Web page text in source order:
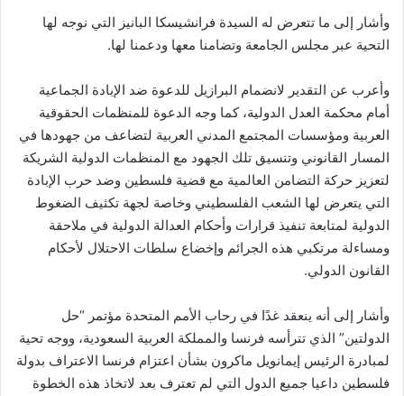
وأشار إلى ما تتعرض له السيدة فرانشيسكا البانيز التي نوجه لها
التحية عبر مجلس الجامعة وتضامنا معها ودعمنا لها.
وأعرب عن التقدير لانضمام البرازيل للدعوة ضد الإبادة الجماعية
أمام محكمة العدل الدولية، كما وجه الدعوة للمنظمات الحقوقية
العربية ومؤسسات المجتمع المدني العربية لتضاعف من جهودها في
المسار القانوني وتنسيق تلك الجهود مع المنظمات الدولية الشريكة
لتعزيز حركة التضامن العالمية مع قضية فلسطين وضد حرب الإبادة
التي يتعرض لها الشعب الفلسطيني وخاصة لجهة تكثيف الضغوط
الدولية لمتابعة تنفيذ قرارات وأحكام العدالة الدولية في ملاحقة
ومساءلة مرتكبي هذه الجرائم وإخضاع سلطات الاحتلال لأحكام
القانون الدولي.
وأشار إلى أنه ينعقد غدًا في رحاب الأمم المتحدة مؤتمر “حل
الدولتين” الذي تترأسه فرنسا والمملكة العربية السعودية، ووجه تحية
لمبادرة الرئيس إيمانويل ماكرون بشأن اعتزام فرنسا الاعتراف بدولة
فلسطين داعيا جميع الدول التي لم تعترف بعد لاتخاذ هذه الخطوة